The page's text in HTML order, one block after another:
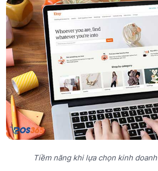
Tiềm năng khi lựa chọn kinh